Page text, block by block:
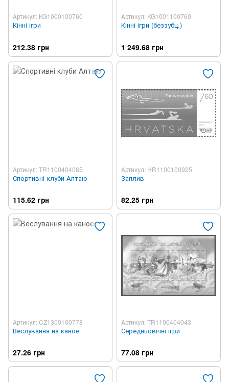
Артикул: KG1000100760
Кінні ігри
212.38 грн
Артикул: KG1001100760
Кінні ігри (беззубц.)
1 249.68 грн
Артикул: TR1100404085
Спортивні клуби Алтаю
115.62 грн
Артикул: HR1100100925
Заплив
82.25 грн
Артикул: CZ1300100778
Веслування на каное
27.26 грн
Артикул: TR1100404043
Середньовічні ігри
77.08 грн